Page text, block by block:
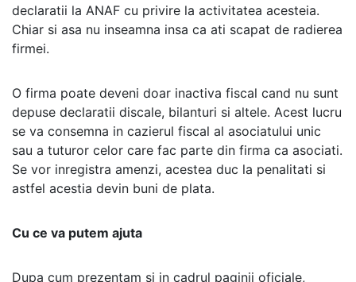
declaratii la ANAF cu privire la activitatea acesteia.
Chiar si asa nu inseamna insa ca ati scapat de radierea
firmei.
O firma poate deveni doar inactiva fiscal cand nu sunt
depuse declaratii discale, bilanturi si altele. Acest lucru
se va consemna in cazierul fiscal al asociatului unic
sau a tuturor celor care fac parte din firma ca asociati.
Se vor inregistra amenzi, acestea duc la penalitati si
astfel acestia devin buni de plata.
Cu ce va putem ajuta
Dupa cum prezentam si in cadrul paginii oficiale,